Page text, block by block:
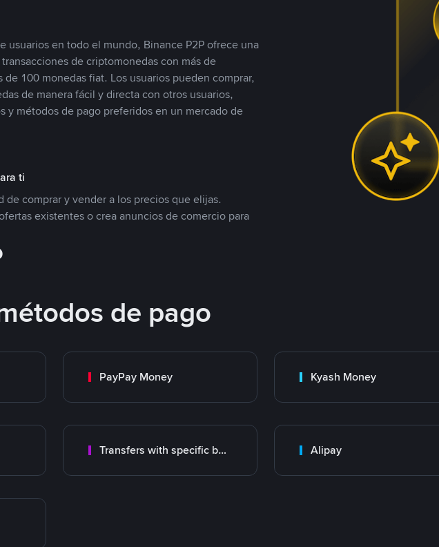
usuarios en todo el mundo, Binance P2P ofrece una
de criptomonedas con más de
100 monedas fiat. Los usuarios pueden comprar,
de manera fácil y directa con otros usuarios,
y métodos de pago preferidos en un mercado de
ti
de comprar y vender a los precios que elijas.
existentes o crea anuncios de comercio para
de pago
PayPay Money Kyash Money
Transfers with specific bank Alipay